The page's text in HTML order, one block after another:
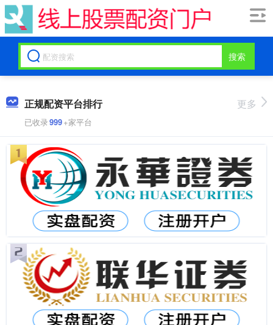
搜索
正规配资平台排行
已收录999+家平台
更多